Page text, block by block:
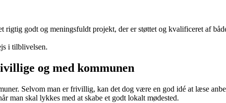
godt og meningsfuldt projekt, der er støttet og kvalificeret af
i tilblivelsen.
og med kommunen
Selvom man er frivillig, kan det dog være en god idé at læse
man skal lykkes med at skabe et godt lokalt mødested.